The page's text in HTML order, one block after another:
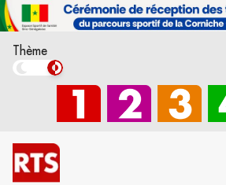
Thème